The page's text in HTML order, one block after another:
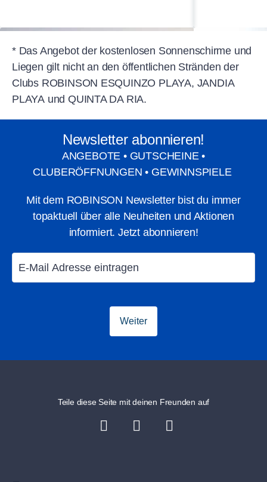
All-inclusive genießen Aktivitäten
* Das Angebot der kostenlosen Sonnenschirme und
Liegen gilt nicht an den öffentlichen Stränden der
Clubs ROBINSON ESQUINZO PLAYA, JANDIA
PLAYA und QUINTA DA RIA.
Newsletter abonnieren!
ANGEBOTE • GUTSCHEINE •
CLUBERÖFFNUNGEN • GEWINNSPIELE
Mit dem ROBINSON Newsletter bist du immer
topaktuell über alle Neuheiten und Aktionen
informiert. Jetzt abonnieren!
Weiter
Teile diese Seite mit deinen Freunden auf